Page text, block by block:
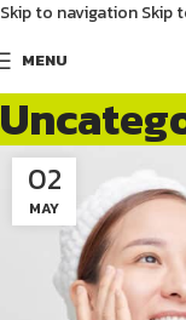
Skip to navigationSkip
MENU
02
MAY